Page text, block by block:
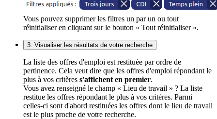
Vous pouvez supprimer les filtres un par un ou tout
réinitialiser en cliquant sur le bouton « Tout réinitialiser ».
3. Visualiser les résultats de votre recherche
La liste des offres d'emploi est restituée par ordre de
pertinence. Cela veut dire que les offres d'emploi répondant le
plus à vos critères s'affichent en premier.
Vous avez renseigné le champ « Lieu de travail » ? La liste
restitue les offres répondant le plus à vos critères. Parmi
celles-ci sont d'abord restituées les offres dont le lieu de travail
est le plus proche de votre recherche.